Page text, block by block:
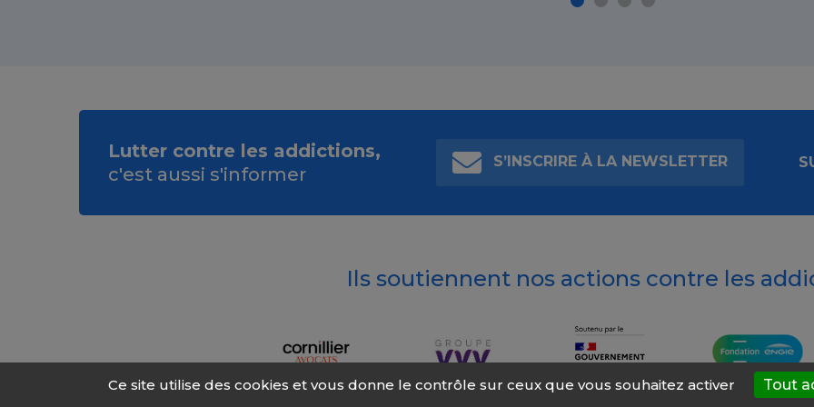
Lutter contre les addictions,
c'est aussi s'informer
S’INSCRIRE À LA NEWSLETTER
Ils soutiennent nos actions contre les
Ce site utilise des cookies et vous donne le contrôle sur ceux que vous souhaitez activer Tout